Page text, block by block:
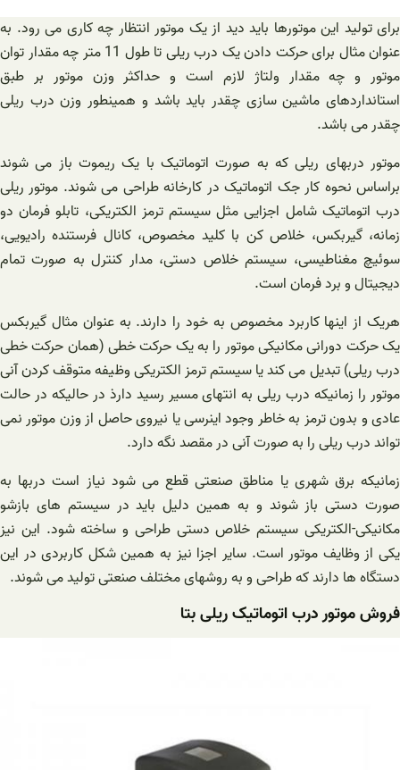
برای تولید این موتورها باید دید از یک موتور انتظار چه کاری می رود. به
عنوان مثال برای حرکت دادن یک درب ریلی تا طول 11 متر چه مقدار توان
موتور و چه مقدار ولتاژ لازم است و حداکثر وزن موتور بر طبق
استانداردهای ماشین سازی چقدر باید باشد و همینطور وزن درب ریلی
چقدر می باشد.
موتور دربهای ریلی که به صورت اتوماتیک با یک ریموت باز می شوند
براساس نحوه کار جک اتوماتیک در کارخانه طراحی می شوند. موتور ریلی
درب اتوماتیک شامل اجزایی مثل سیستم ترمز الکتریکی، تابلو فرمان دو
زمانه، گیربکس، خلاص کن با کلید مخصوص، کانال فرستنده رادیویی،
سوئیچ مغناطیسی، سیستم خلاص دستی، مدار کنترل به صورت تمام
دیجیتال و برد فرمان است.
هریک از اینها کاربرد مخصوص به خود را دارند. به عنوان مثال گیربکس
یک حرکت دورانی مکانیکی موتور را به یک حرکت خطی (همان حرکت خطی
درب ریلی) تبدیل می کند یا سیستم ترمز الکتریکی وظیفه متوقف کردن آنی
موتور را زمانیکه درب ریلی به انتهای مسیر رسید دارذ در حالیکه در حالت
عادی و بدون ترمز به خاطر وجود اینرسی یا نیروی حاصل از وزن موتور نمی
تواند درب ریلی را به صورت آنی در مقصد نگه دارد.
زمانیکه برق شهری یا مناطق صنعتی قطع می شود نیاز است دربها به
صورت دستی باز شوند و به همین دلیل باید در سیستم های بازشو
مکانیکی-الکتریکی سیستم خلاص دستی طراحی و ساخته شود. این نیز
یکی از وظایف موتور است. سایر اجزا نیز به همین شکل کاربردی در این
دستگاه ها دارند که طراحی و به روشهای مختلف صنعتی تولید می شوند.
فروش موتور درب اتوماتیک ریلی بتا